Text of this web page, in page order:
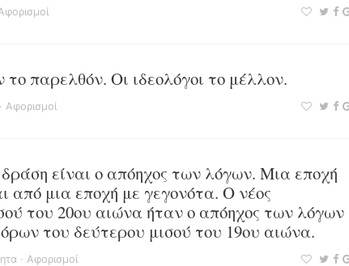
παρελθόν. Οι ιδεολόγοι το μέλλον.
· Αφορισμοί
είναι ο απόηχος των λόγων. Μια εποχή
από μια εποχή με γεγονότα. Ο νέος
του 20ου αιώνα ήταν ο απόηχος των λόγων
του δεύτερου μισού του 19ου αιώνα.
· Αφορισμοί